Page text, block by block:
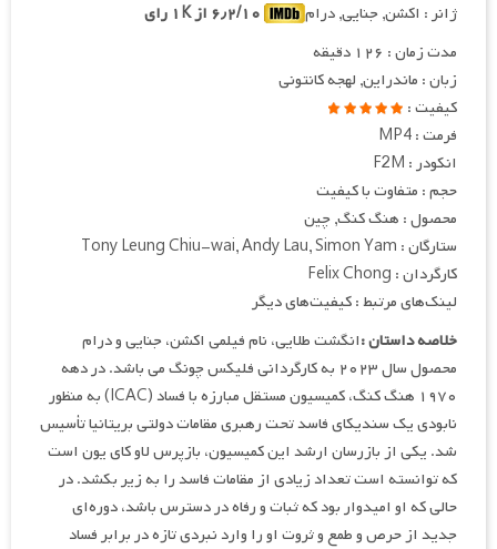
ژانر : اکشن, جنایی, درام
مدت زمان : ۱۲۶ دقیقه
زبان : ماندراین, لهجه کانتونی
کیفیت :
فرمت : MP4
انکودر : F2M
حجم : متفاوت با کیفیت
محصول : هنگ کنگ, چین
ستارگان : Tony Leung Chiu-wai, Andy Lau, Simon Yam
کارگردان : Felix Chong
لینک‌های مرتبط : کیفیت‌های دیگر
خلاصه داستان :انگشت طلایی، نام فیلمی اکشن، جنایی و درام
محصول سال ۲۰۲۳ به کارگردانی فلیکس چونگ می باشد. در دهه
۱۹۷۰ هنگ کنگ، کمیسیون مستقل مبارزه با فساد (ICAC) به منظور
نابودی یک سندیکای فاسد تحت رهبری مقامات دولتی بریتانیا تأسیس
شد. یکی از بازرسان ارشد این کمیسیون، بازپرس لاو کای یون است
که توانسته است تعداد زیادی از مقامات فاسد را به زیر بکشد. در
حالی که او امیدوار بود که ثبات و رفاه در دسترس باشد، دوره‌ای
جدید از حرص و طمع و ثروت او را وارد نبردی تازه در برابر فساد